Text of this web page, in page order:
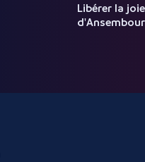
Libérer la